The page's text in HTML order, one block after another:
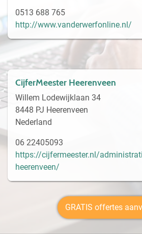
0513 688 765
http://www.vanderwerfonline.nl/
CijferMeester Heerenveen
Willem Lodewijklaan 34
8448 PJ Heerenveen
Nederland
06 22405093
https://cijfermeester.nl/
heerenveen/
GRATIS offertes